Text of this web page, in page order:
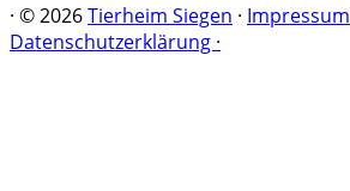
· © 2026Tierheim Siegen · Impressum
Datenschutzerklärung ·